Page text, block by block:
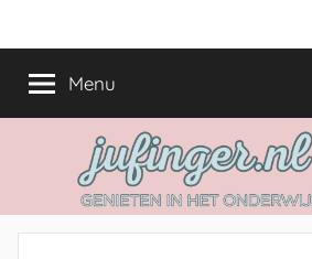
naarjufinger.nl
het
onderwijs
Menu